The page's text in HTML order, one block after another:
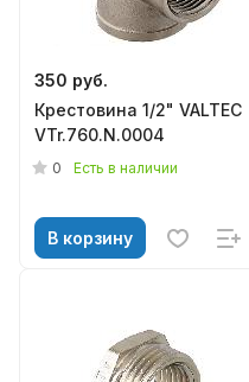
350 руб.
Крестовина 1/2" VALTEC
VTr.760.N.0004
0 Есть в наличии
В корзину